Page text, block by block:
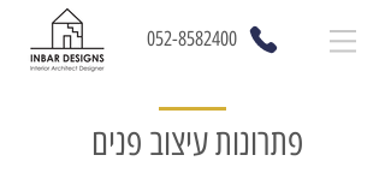
052-8582400
פתרונות עיצוב פנים